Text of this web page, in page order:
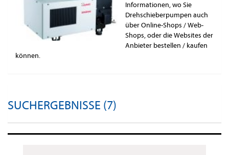
Informationen, wo Sie
Drehschieberpumpen auch
über Online-Shops / Web-
Shops, oder die Websites der
Anbieter bestellen / kaufen
können.
SUCHERGEBNISSE (7)